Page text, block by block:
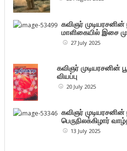
கவிஞர் முடியரசனின்
மாளிகையில் இசை
27 July 2025
கவிஞர் முடியரசனின்
வியப்பு
20 July 2025
கவிஞர்
பெருநிலக்கிழார்
13 July 2025